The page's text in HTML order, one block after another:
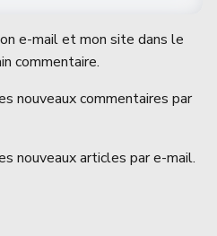
e-mail et mon site dans le
commentaire.
nouveaux commentaires par
nouveaux articles par e-mail.